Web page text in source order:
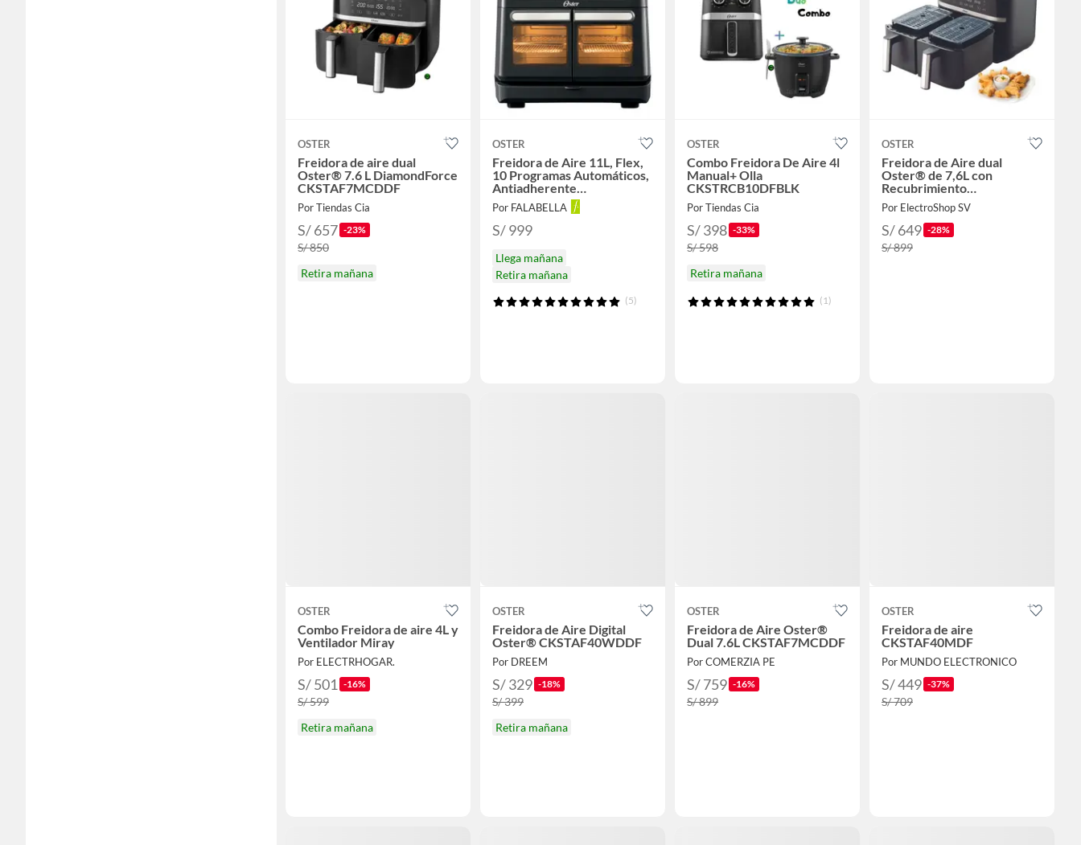
OSTER
Freidora de aire dual
Oster® 7.6 L DiamondForce
CKSTAF7MCDDF
Por Tiendas Cia
S/ 657 -23%
S/ 850
Retira mañana
OSTER
Freidora de Aire 11L, Flex,
10 Programas Automáticos,
Antiadherente
DiamondForce
Por FALABELLA
S/ 999
Llega mañana
Retira mañana
(5)
OSTER
Combo Freidora De Aire 4l
Manual+ Olla
CKSTRCB10DFBLK
Por Tiendas Cia
S/ 398 -33%
S/ 598
Retira mañana
(1)
OSTER
Freidora de Aire dual
Oster® de 7,6L con
Recubrimiento
DiamondForce
Por ElectroShop SV
S/ 649 -28%
S/ 899
OSTER
Combo Freidora de aire 4L y
Ventilador Miray
Por ELECTRHOGAR.
S/ 501 -16%
S/ 599
Retira mañana
OSTER
Freidora de Aire Digital
Oster® CKSTAF40WDDF
Por DREEM
S/ 329 -18%
S/ 399
Retira mañana
OSTER
Freidora de Aire Oster®
Dual 7.6L CKSTAF7MCDDF
Por COMERZIA PE
S/ 759 -16%
S/ 899
OSTER
Freidora de aire
CKSTAF40MDF
Por MUNDO ELECTRONICO
S/ 449 -37%
S/ 709